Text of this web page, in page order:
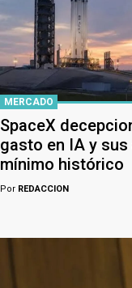
MERCADO
SpaceX
gasto en IA y
mínimo histórico
Por REDACCION